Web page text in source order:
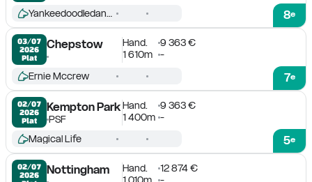
8e
Yankeedoodledandy
03/07
2026
Plat
Chepstow Hand.
9 363 €
1 610m
-
7e
Ernie Mccrew
02/07
2026
Plat
Kempton Park
PSF
Hand.
9 363 €
1 400m -
5e
Magical Life
02/07
2026
Nottingham Hand.
12 874 €